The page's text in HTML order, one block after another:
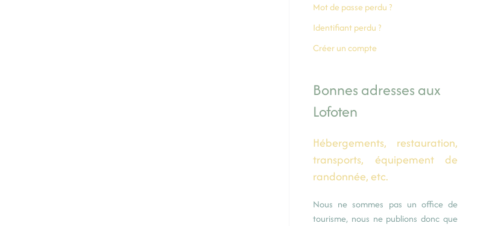
Mot de passe perdu ?
Identifiant perdu ?
Créer un compte
Bonnes adresses aux
Lofoten
Hébergements, restauration,
transports, équipement de
randonnée, etc.
Nous ne sommes pas un office de
tourisme, nous ne publions donc que